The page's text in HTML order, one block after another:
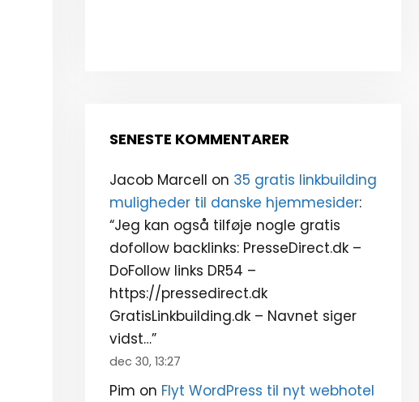
SENESTE KOMMENTARER
Jacob Marcell on 35 gratis linkbuilding
muligheder til danske hjemmesider:
“Jeg kan også tilføje nogle gratis
dofollow backlinks: PresseDirect.dk –
DoFollow links DR54 –
https://pressedirect.dk
GratisLinkbuilding.dk – Navnet siger
vidst…”
dec 30, 13:27
Pim on Flyt WordPress til nyt webhotel